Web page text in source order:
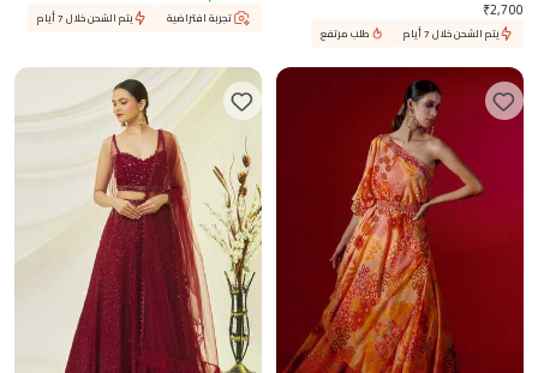
₹2,700
يتم الشحن خلال 7 أيام طلب مرتفع
تجربة افتراضية يتم الشحن خلال 7 أيام